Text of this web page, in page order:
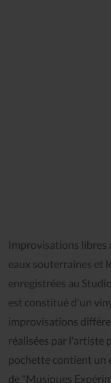
Improvisations libres
eaux souterraines et
enregistrées au
est constitué d'un
improvisations
réalisées par l'artiste
pochette contient un
de "Musiques